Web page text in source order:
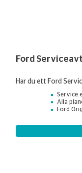
Ford
Har du ett Ford
Service
Alla
Ford